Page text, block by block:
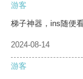
游客
梯子神器，ins随便
2024-08-14
游客